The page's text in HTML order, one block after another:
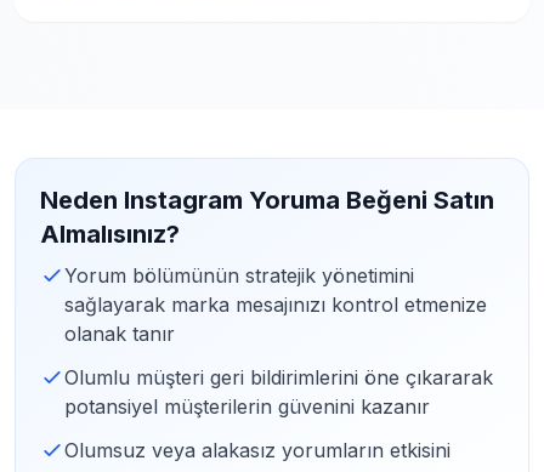
Neden Instagram Yoruma Beğeni Satın
Almalısınız?
Yorum bölümünün stratejik yönetimini
sağlayarak marka mesajınızı kontrol etmenize
olanak tanır
Olumlu müşteri geri bildirimlerini öne çıkararak
potansiyel müşterilerin güvenini kazanır
Olumsuz veya alakasız yorumların etkisini